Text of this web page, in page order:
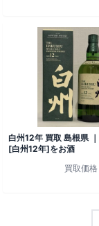
白州12年 買取 島根県
[白州12年]をお酒
買取価格